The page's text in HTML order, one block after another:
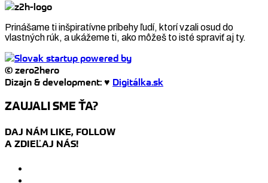
Prinášame ti inšpiratívne príbehy ľudí, ktorí vzali osud do
vlastných rúk, a ukážeme ti, ako môžeš to isté spraviť aj ty.
© zero2hero
Dizajn & development: ♥ Digitálka.sk
ZAUJALI SME ŤA?
DAJ NÁM LIKE, FOLLOW
A ZDIEĽAJ NÁS!